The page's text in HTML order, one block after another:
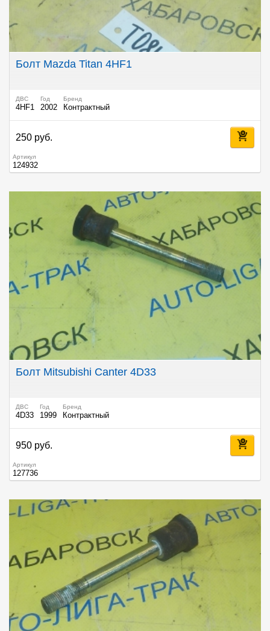
Болт Mazda Titan 4HF1
ДВС
4HF1
Год
2002
Бренд
Контрактный
250 руб.
Артикул
124932
Болт Mitsubishi Canter 4D33
ДВС
4D33
Год
1999
Бренд
Контрактный
950 руб.
Артикул
127736